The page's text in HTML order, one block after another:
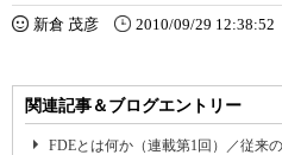
新倉 茂彦 2010/09/29 12:38:52
関連記事＆ブログエントリー
FDEとは何か（連載第1回）／従来